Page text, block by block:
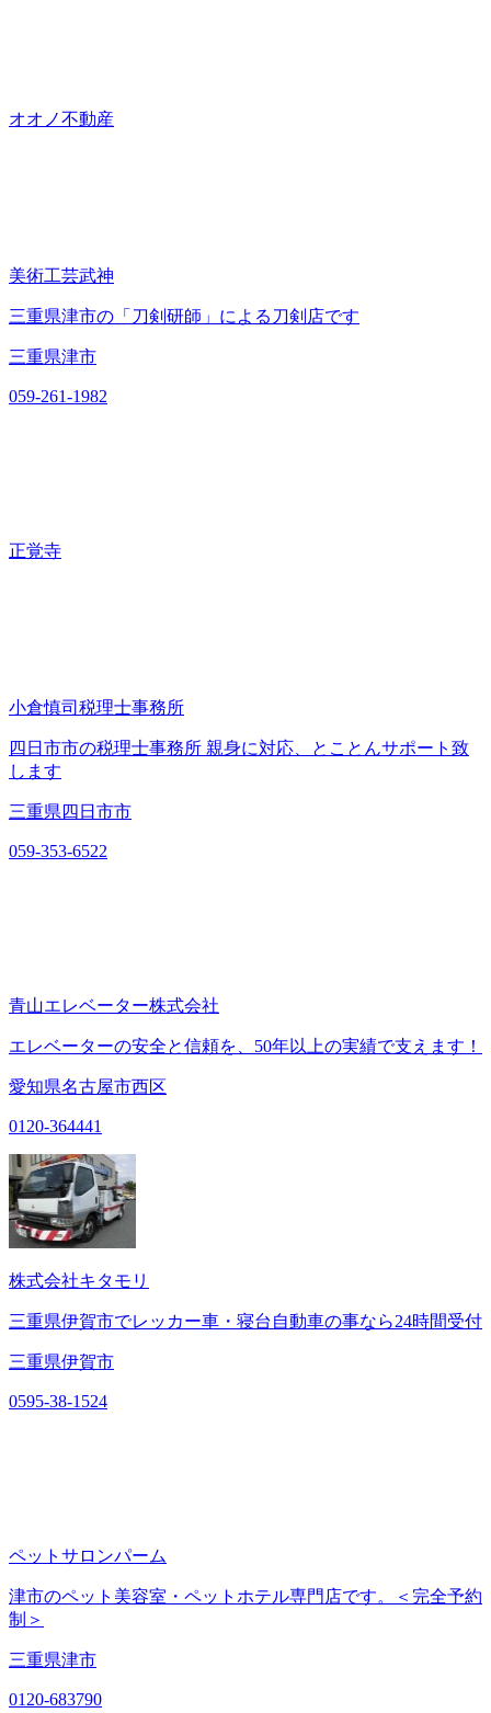
オオノ不動産
美術工芸武神
三重県津市の「刀剣研師」による刀剣店です
三重県津市
059-261-1982
正覚寺
小倉慎司税理士事務所
四日市市の税理士事務所 親身に対応、とことんサポート致
します
三重県四日市市
059-353-6522
青山エレベーター株式会社
エレベーターの安全と信頼を、50年以上の実績で支えます！
愛知県名古屋市西区
0120-364441
株式会社キタモリ
三重県伊賀市でレッカー車・寝台自動車の事なら24時間受付
三重県伊賀市
0595-38-1524
ペットサロンパーム
津市のペット美容室・ペットホテル専門店です。＜完全予約
制＞
三重県津市
0120-683790